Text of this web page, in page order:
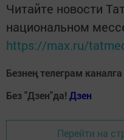
Читайте новости
национальном
https://max.ru/
Безнең телеграм
Без "Дзен"да! Дзен
Перейти на